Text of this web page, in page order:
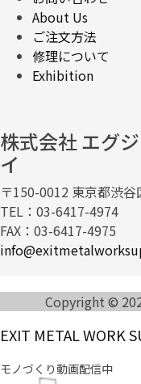
About Us
ご注文方法
修理について
Exhibition
株式会社 エグ
イ
〒150-0012 東京都渋
TEL：03-6417-4974
FAX：03-6417-4975
Copyright ©
EXIT METAL WORK
モノづくり動画配信中